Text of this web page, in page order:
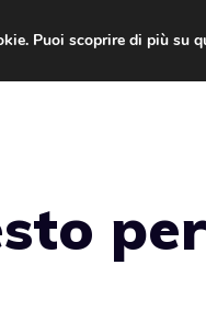
per
Puoi scoprire di più su